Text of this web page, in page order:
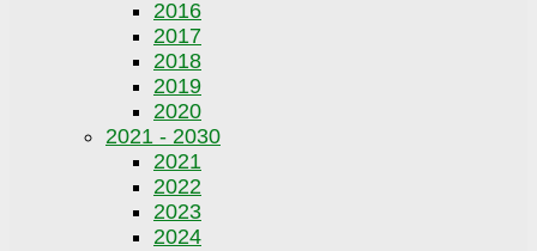
2016
2017
2018
2019
2020
2021 - 2030
2021
2022
2023
2024